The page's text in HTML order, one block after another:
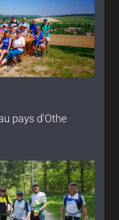
pays d'Othe